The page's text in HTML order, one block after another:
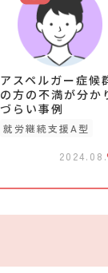
アスペルガー症候
の方の不満が分か
づらい事例
就労継続支援A型